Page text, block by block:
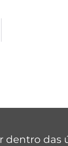
dentro das